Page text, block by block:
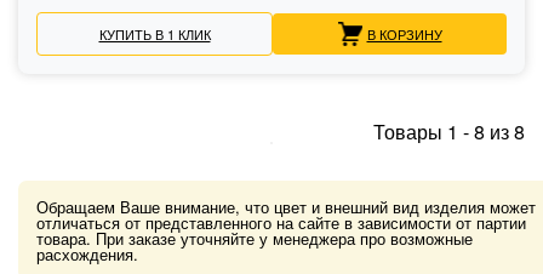
КУПИТЬ В 1 КЛИК В КОРЗИНУ
Товары 1 -8 из8
Обращаем Ваше внимание, что цвет и внешний вид изделия может
отличаться от представленного на сайте в зависимости от партии
товара. При заказе уточняйте у менеджера про возможные
расхождения.